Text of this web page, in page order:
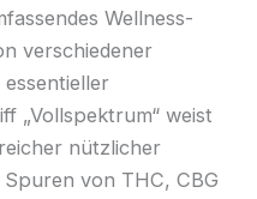
Wellness-
verschiedener
„Vollspektrum“ weist
nützlicher
von THC, CBG